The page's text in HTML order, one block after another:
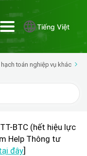
Tiếng Việt
hạch toán nghiệp vụ khác
BTC (hết hiệu lực
Help Thông tư
đây]